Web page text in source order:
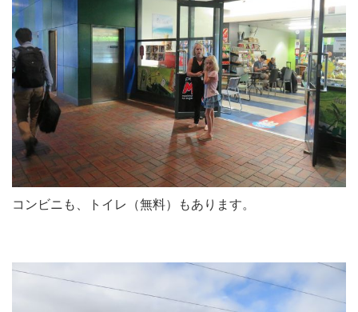
コンビニも、トイレ（無料）もあります。